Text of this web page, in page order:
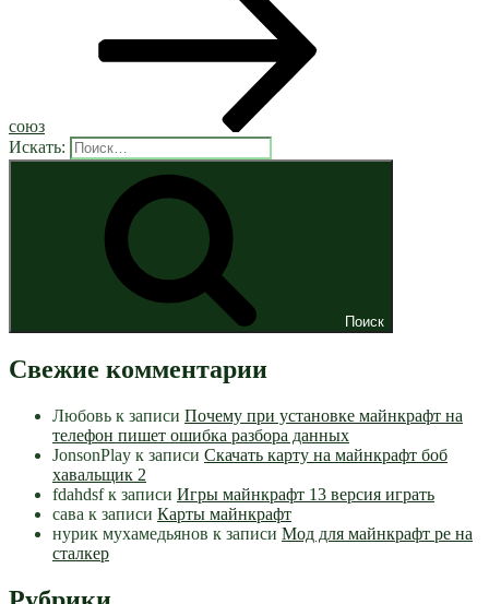
союз
Искать:
Поиск
Свежие комментарии
Любовь к записи Почему при установке майнкрафт на
телефон пишет ошибка разбора данных
JonsonPlay к записи Скачать карту на майнкрафт боб
хавальщик 2
fdahdsfк записи Игры майнкрафт 13 версия играть
сава к записи Карты майнкрафт
нурик мухамедьянов к записи Мод для майнкрафт pe на
сталкер